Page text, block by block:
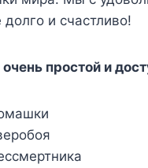
и счастливо!
простой и